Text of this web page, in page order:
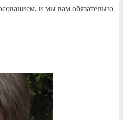
и мы вам обязательно